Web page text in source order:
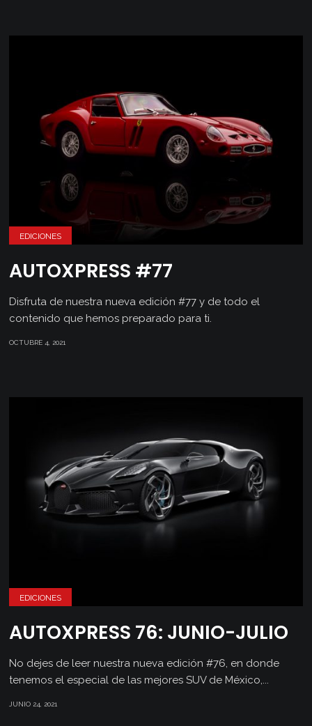
EDICIONES
AUTOXPRESS #77
Disfruta de nuestra nueva edición #77 y de todo el
contenido que hemos preparado para ti.
OCTUBRE 4, 2021
EDICIONES
AUTOXPRESS 76: JUNIO-JULIO
No dejes de leer nuestra nueva edición #76, en donde
tenemos el especial de las mejores SUV de México,...
JUNIO 24, 2021